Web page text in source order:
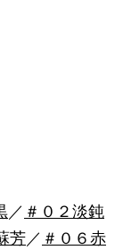
／ ＃０２淡鈍
芳／ ＃０６赤